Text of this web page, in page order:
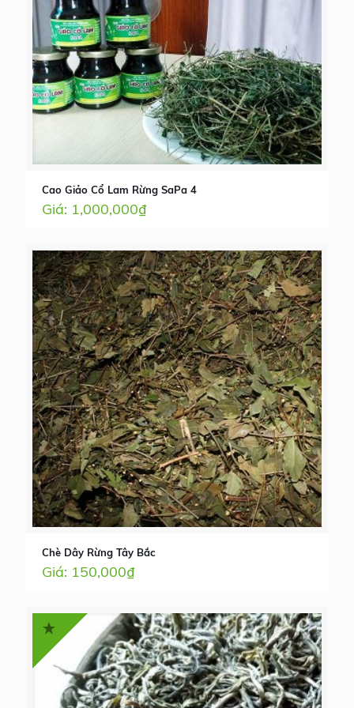
Cao Giảo Cổ Lam Rừng SaPa 4
1,000,000₫
Chè Dây Rừng Tây Bắc
150,000₫